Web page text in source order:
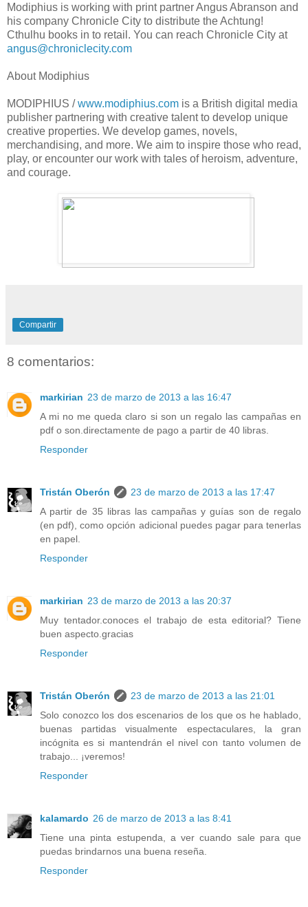
Modiphius is working with print partner Angus Abranson and
his company Chronicle City to distribute the Achtung!
Cthulhu books in to retail. You can reach Chronicle City at
angus@chroniclecity.com
About Modiphius
MODIPHIUS /www.modiphius.com is a British digital media
publisher partnering with creative talent to develop unique
creative properties. We develop games, novels,
merchandising, and more. We aim to inspire those who read,
play, or encounter our work with tales of heroism, adventure,
and courage.
Compartir
8 comentarios:
markirian 23 de marzo de 2013 a las 16:47
A mi no me queda claro si son un regalo las campañas en
pdf o son.directamente de pago a partir de 40 libras.
Responder
Tristán Oberón
23 de marzo de 2013 a las 17:47
A partir de 35 libras las campañas y guías son de regalo
(en pdf), como opción adicional puedes pagar para tenerlas
en papel.
Responder
markirian 23 de marzo de 2013 a las 20:37
Muy tentador.conoces el trabajo de esta editorial? Tiene
buen aspecto.gracias
Responder
Tristán Oberón
23 de marzo de 2013 a las 21:01
Solo conozco los dos escenarios de los que os he hablado,
buenas partidas visualmente espectaculares, la gran
incógnita es si mantendrán el nivel con tanto volumen de
trabajo... ¡veremos!
Responder
kalamardo 26 de marzo de 2013 a las 8:41
Tiene una pinta estupenda, a ver cuando sale para que
puedas brindarnos una buena reseña.
Responder